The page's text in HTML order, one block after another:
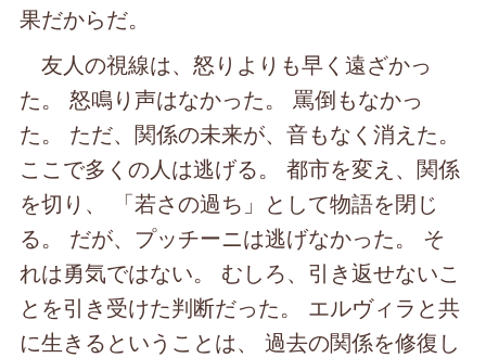
果だからだ。
友人の視線は、怒りよりも早く遠ざかっ
た。 怒鳴り声はなかった。 罵倒もなかっ
た。 ただ、関係の未来が、音もなく消えた。
ここで多くの人は逃げる。 都市を変え、関係
を切り、 「若さの過ち」として物語を閉じ
る。 だが、プッチーニは逃げなかった。 そ
れは勇気ではない。 むしろ、引き返せないこ
とを引き受けた判断だった。 エルヴィラと共
に生きるということは、 過去の関係を修復し